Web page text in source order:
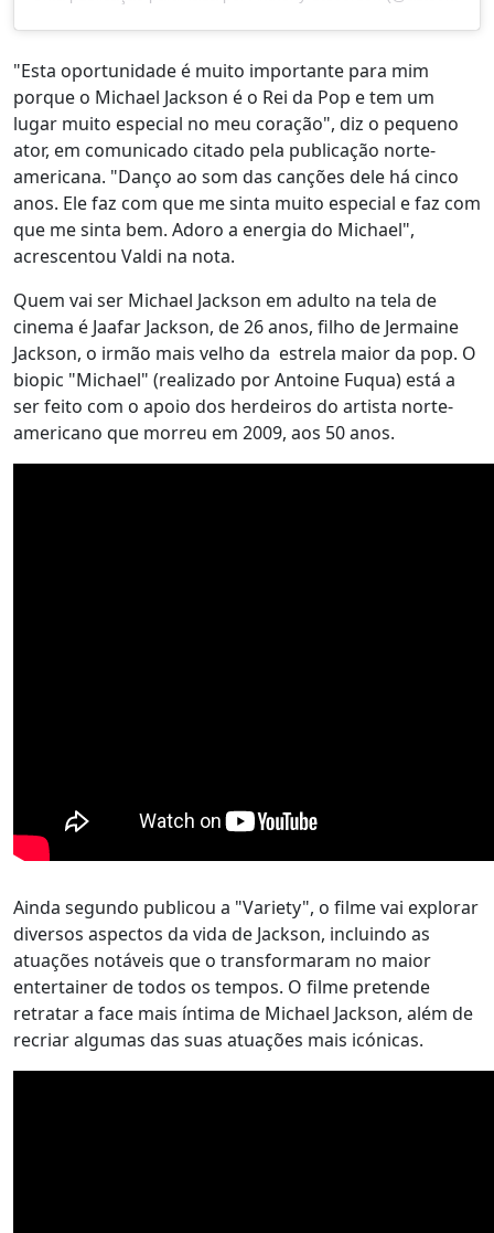
"Esta oportunidade é muito importante para mim
porque o Michael Jackson é o Rei da Pop e tem um
lugar muito especial no meu coração", diz o pequeno
ator, em comunicado citado pela publicação norte-
americana. "Danço ao som das canções dele há cinco
anos. Ele faz com que me sinta muito especial e faz com
que me sinta bem. Adoro a energia do Michael",
acrescentou Valdi na nota.
Quem vai ser Michael Jackson em adulto na tela de
cinema é Jaafar Jackson, de 26 anos, filho de Jermaine
Jackson, o irmão mais velho da estrela maior da pop. O
biopic "Michael" (realizado por Antoine Fuqua) está a
ser feito com o apoio dos herdeiros do artista norte-
americano que morreu em 2009, aos 50 anos.
Ainda segundo publicou a "Variety", o filme vai explorar
diversos aspectos da vida de Jackson, incluindo as
atuações notáveis que o transformaram no maior
entertainer de todos os tempos. O filme pretende
retratar a face mais íntima de Michael Jackson, além de
recriar algumas das suas atuações mais icónicas.